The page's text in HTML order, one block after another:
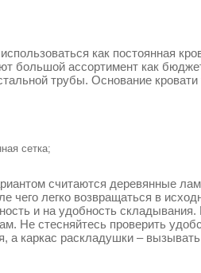
как постоянная
большой ассортимент как
трубы. Основание
сетка;
считаются деревянные
чего легко возвращаться в
и на удобность
Не стесняйтесь проверить
а каркас раскладушки –